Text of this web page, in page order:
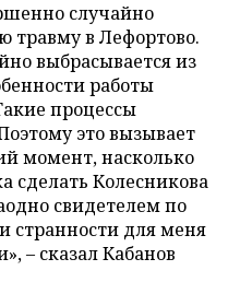
случайно
травму в Лефортово.
выбрасывается из
работы
процессы
это вызывает
момент, насколько
сделать Колесникова
свидетелем по
странности для меня
– сказал Кабанов